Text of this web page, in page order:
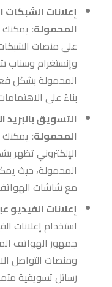
إعلانات الشبكات
المحمولة:يمكنك
على منصات
وإنستغرام
المحمولة بشكل
بناءً على
التسويق بالبريد
المحمولة:يمكنك
الإلكتروني تظهر
المحمولة، حيث
مع شاشات
إعلانات الفيديو
استخدام إعلانات
جمهور الهواتف
ومنصات التواصل
رسائل تسويقية